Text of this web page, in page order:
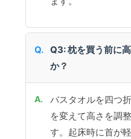
Q3: 枕を買う前に
か？
バスタオルを四つ
を変えて高さを調
す。起床時に首が